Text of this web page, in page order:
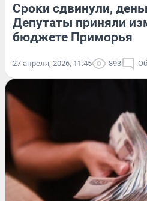
Сроки сдвинули,
Депутаты приняли
бюджете Приморья
27 апреля, 2026, 11:45 893